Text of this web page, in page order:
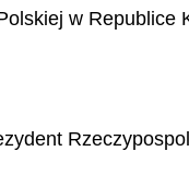
w Republice